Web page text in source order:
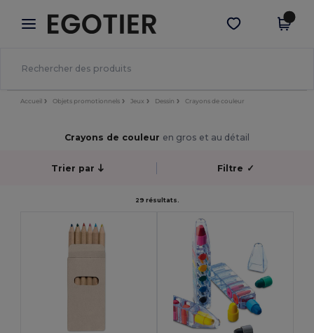
× Appli Egotier
Meilleurs prix sur l’app !
Obtenir l'appli
Accueil Objets promotionnels Jeux Dessin Crayons de couleur
Crayons de couleur en gros et au détail
Trier par Filtre ✓
29 résultats.